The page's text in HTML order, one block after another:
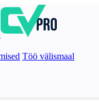
Töö välismaal